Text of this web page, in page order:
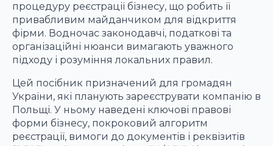
процедуру реєстрації бізнесу, що робить її
привабливим майданчиком для відкриття
фірми. Водночас законодавчі, податкові та
організаційні нюанси вимагають уважного
підходу і розуміння локальних правил.
Цей посібник призначений для громадян
України, які планують зареєструвати компанію в
Польщі. У ньому наведені ключові правові
форми бізнесу, покроковий алгоритм
реєстрації, вимоги до документів і реквізитів